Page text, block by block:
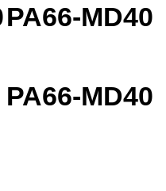
PA66-MD40
PA66-MD40